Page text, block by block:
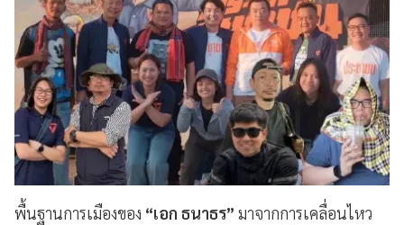
พื้นฐานการเมืองของ “เอก ธนาธร” มาจากการเคลื่อนไหว